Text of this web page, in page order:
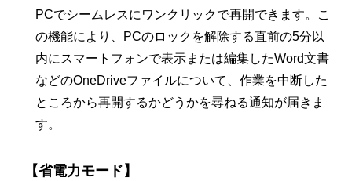
PCでシームレスにワンクリックで再開できます。こ
の機能により、PCのロックを解除する直前の5分以
内にスマートフォンで表示または編集したWord文書
などのOneDriveファイルについて、作業を中断した
ところから再開するかどうかを尋ねる通知が届きま
す。
【省電力モード】